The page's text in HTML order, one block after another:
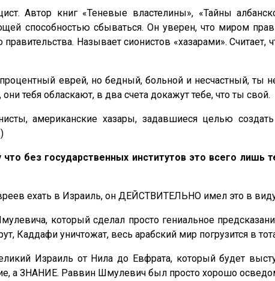
Автор книг «Теневые властелины», «Тайны
способностью сбываться. Он уверен, что миром
Называет сионистов «хазарами».
еврей, но бедный, больной и несчастный, ты
тебя обласкают, в два счета докажут тебе, что ты свой.
американские хазары, задавшиеся целью
без государственных институтов это всего лишь
ехать в Израиль, он ДЕЙСТВИТЕЛЬНО имел это в
который сделал просто гениальное
Каддафи уничтожат, весь арабский мир погрузится в
Израиль от Нила до Евфрата, который будет
а ЗНАНИЕ. Раввин Шмулевич был просто хорошо